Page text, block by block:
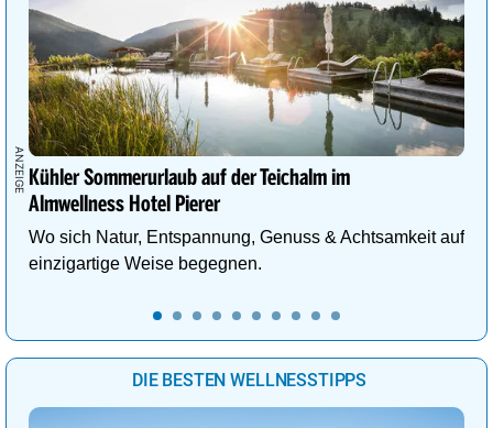
Kühler Sommerurlaub auf der Teichalm im
Almwellness Hotel Pierer
Wo sich Natur, Entspannung, Genuss & Achtsamkeit auf
einzigartige Weise begegnen.
DIE BESTEN WELLNESSTIPPS